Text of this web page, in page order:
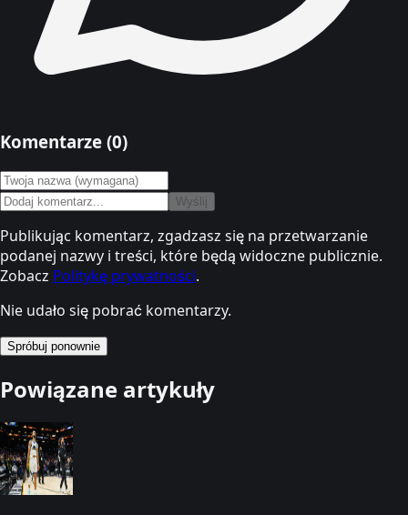
Komentarze (0)
Wyślij
Publikując komentarz, zgadzasz się na przetwarzanie
podanej nazwy i treści, które będą widoczne publicznie.
Zobacz Politykę prywatności.
Nie udało się pobrać komentarzy.
Spróbuj ponownie
Powiązane artykuły